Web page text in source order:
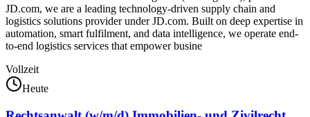
JD.com, we are a leading technology-driven supply chain and
logistics solutions provider under JD.com. Built on deep expertise in
automation, smart fulfilment, and data intelligence, we operate end-
to-end logistics services that empower busine
Vollzeit
Heute